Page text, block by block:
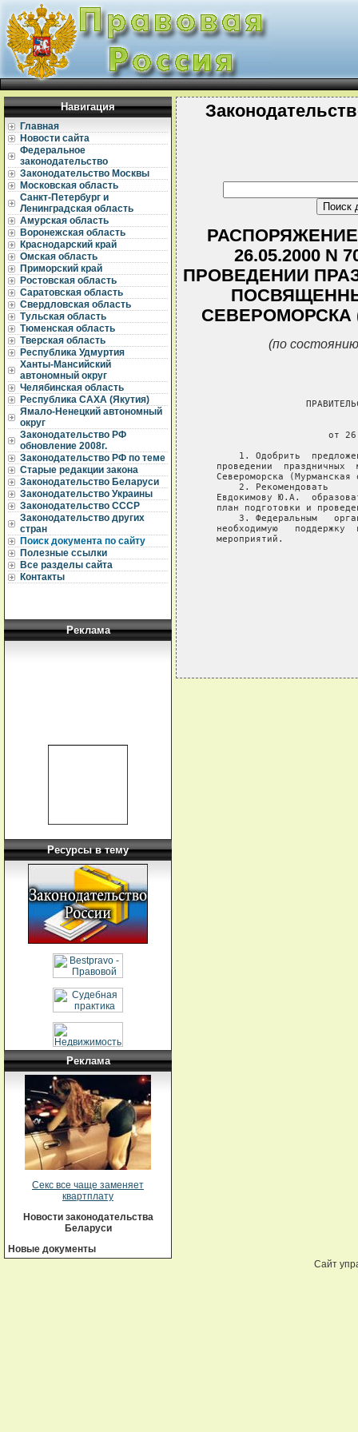
Навигация
Главная
Новости сайта
Федеральное
законодательство
Законодательство Москвы
Московская область
Санкт-Петербург и
Ленинградская область
Амурская область
Воронежская область
Краснодарский край
Омская область
Приморский край
Ростовская область
Саратовская область
Свердловская область
Тульская область
Тюменская область
Тверская область
Республика Удмуртия
Ханты-Мансийский
автономный округ
Челябинская область
Республика САХА (Якутия)
Ямало-Ненецкий автономный
округ
Законодательство РФ
обновление 2008г.
Законодательство РФ по теме
Старые редакции закона
Законодательство Беларуси
Законодательство Украины
Законодательство СССР
Законодательство других
стран
Поиск документа по сайту
Полезные ссылки
Все разделы сайта
Контакты
Реклама
Ресурсы в тему
Реклама
Секс все чаще заменяет
квартплату
Новости законодательства
Беларуси
Новые документы
26.05.2000 N
ПРОВЕДЕНИИ
СЕВЕРОМОРСКА
(по
от
1. Одобрить
проведении  праздничных
Североморска (Мурманская
2. Рекомендовать
Евдокимову Ю.А.
план подготовки и
3. Федеральным
необходимую   поддержку
   мероприятий.
Сайт